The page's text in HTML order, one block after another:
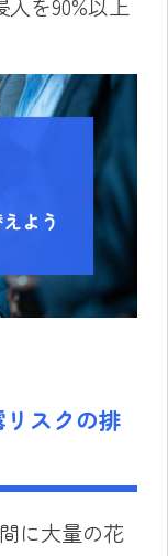
を90%以上
スクの排
に大量の花